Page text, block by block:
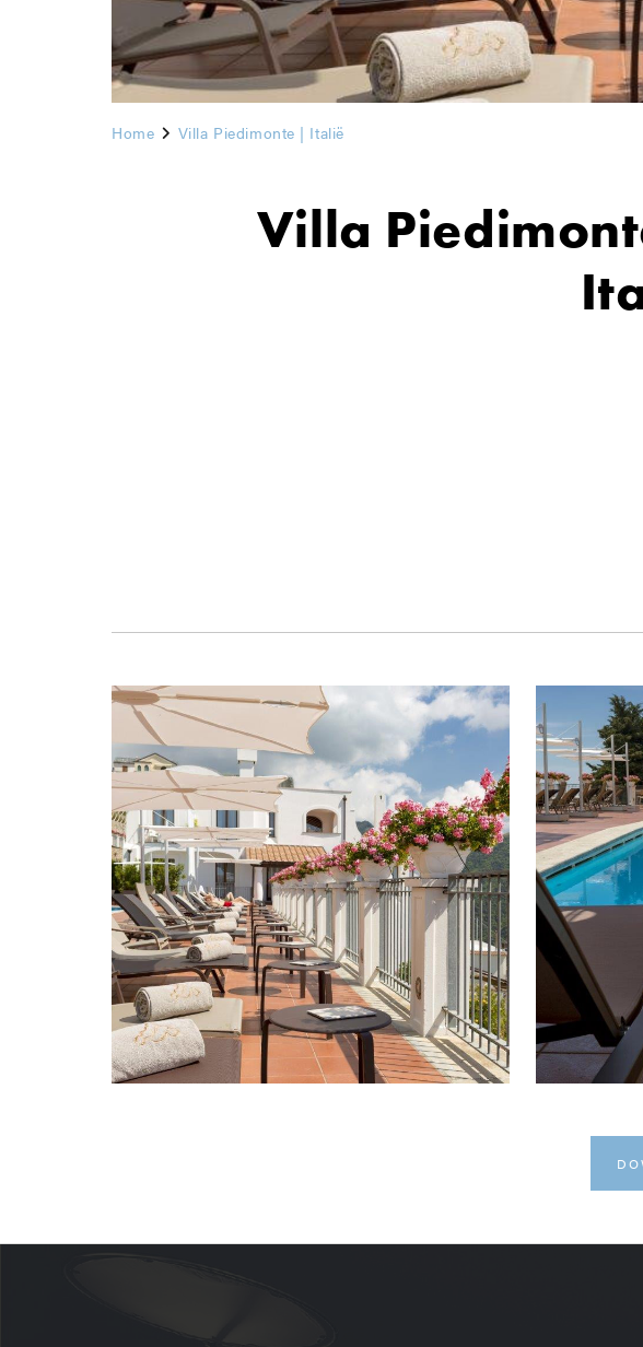
Home Villa Piedimonte | Italië
Villa